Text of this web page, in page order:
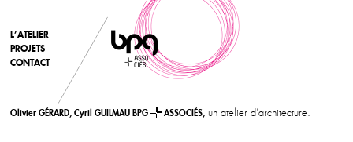
L’ATELIER
PROJETS
CONTACT
Olivier GÉRARD, Cyril GUILMAU BPG ASSOCIÉS, un atelier d’architecture.